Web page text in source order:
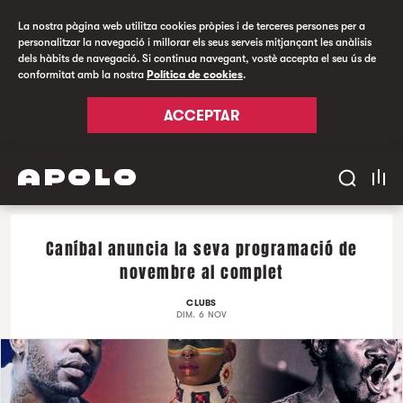
La nostra pàgina web utilitza cookies pròpies i de terceres persones per a
personalitzar la navegació i millorar els seus serveis mitjançant les anàlisis
dels hàbits de navegació. Si continua navegant, vostè accepta el seu ús de
conformitat amb la nostra Política de cookies.
ACCEPTAR
Caníbal anuncia la seva programació de
novembre al complet
CLUBS
DIM. 6 NOV